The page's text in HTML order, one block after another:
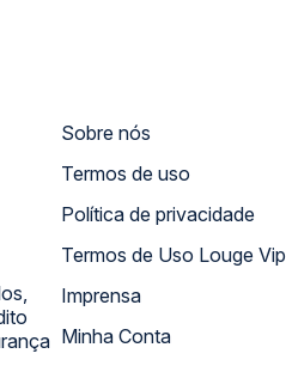
Sobre nós
Termos de uso
Política de privacidade
Termos de Uso Louge Vip
Imprensa
Minha Conta